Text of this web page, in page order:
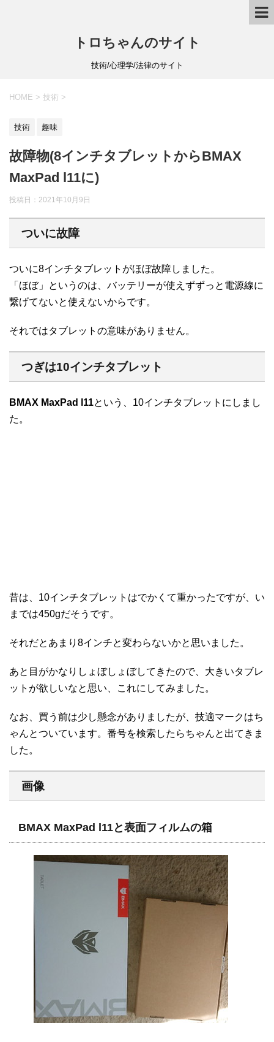
トロちゃんのサイト
技術/心理学/法律のサイト
HOME > 技術 >
技術 趣味
故障物(8インチタブレットからBMAX
MaxPad l11に)
投稿日： 2021年10月9日
ついに故障
ついに8インチタブレットがほぼ故障しました。
「ほぼ」というのは、バッテリーが使えずずっと電源線に
繋げてないと使えないからです。
それではタブレットの意味がありません。
つぎは10インチタブレット
BMAX MaxPad l11という、10インチタブレットにしまし
た。
昔は、10インチタブレットはでかくて重かったですが、い
までは450gだそうです。
それだとあまり8インチと変わらないかと思いました。
あと目がかなりしょぼしょぼしてきたので、大きいタブレ
ットが欲しいなと思い、これにしてみました。
なお、買う前は少し懸念がありましたが、技適マークはち
ゃんとついています。番号を検索したらちゃんと出てきま
した。
画像
BMAX MaxPad l11と表面フィルムの箱